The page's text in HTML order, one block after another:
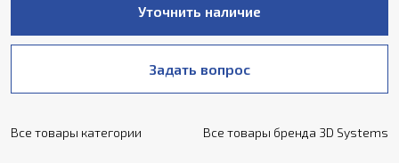
Уточнить наличие
Задать вопрос
Все товары категории Все товары бренда 3D Systems